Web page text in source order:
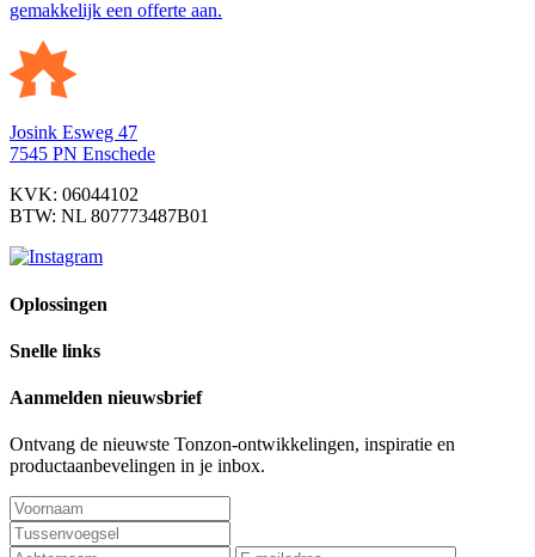
gemakkelijk een offerte aan.
Josink Esweg 47
7545 PN Enschede
KVK: 06044102
BTW: NL 807773487B01
Oplossingen
Snelle links
Aanmelden nieuwsbrief
Ontvang de nieuwste Tonzon-ontwikkelingen, inspiratie en
productaanbevelingen in je inbox.